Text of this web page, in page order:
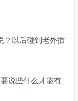
说些什么才能有